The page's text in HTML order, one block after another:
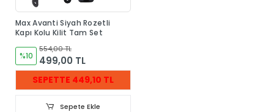
Max Avanti Siyah Rozetli
Kapı Kolu Kilit Tam Set
%10
554,00 TL
499,00 TL
SEPETTE 449,10 TL
Sepete Ekle